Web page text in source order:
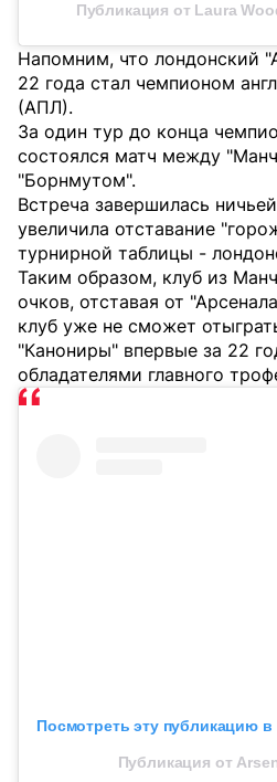
Публикация от Laura
Напомним, что лондонский
22 года стал чемпионом
(АПЛ).
За один тур до конца
состоялся матч между
"Борнмутом".
Встреча завершилась
увеличила отставание
турнирной таблицы -
Таким образом, клуб из
очков, отставая от
клуб уже не сможет
"Канониры" впервые за 22
обладателями главного
Посмотреть эту публикацию в
Публикация от